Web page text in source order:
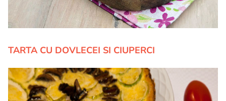
TARTA CU DOVLECEI SI CIUPERCI